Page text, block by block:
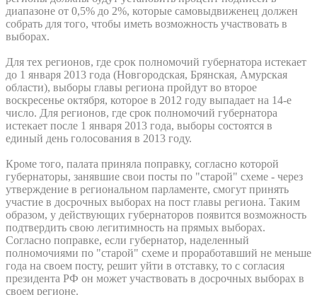
диапазоне от 0,5% до 2%, которые самовыдвиженец должен
собрать для того, чтобы иметь возможность участвовать в
выборах.
Для тех регионов, где срок полномочий губернатора истекает
до 1 января 2013 года (Новгородская, Брянская, Амурская
области), выборы главы региона пройдут во второе
воскресенье октября, которое в 2012 году выпадает на 14-е
число. Для регионов, где срок полномочий губернатора
истекает после 1 января 2013 года, выборы состоятся в
единый день голосования в 2013 году.
Кроме того, палата приняла поправку, согласно которой
губернаторы, занявшие свои посты по "старой" схеме - через
утверждение в региональном парламенте, смогут принять
участие в досрочных выборах на пост главы региона. Таким
образом, у действующих губернаторов появится возможность
подтвердить свою легитимность на прямых выборах.
Согласно поправке, если губернатор, наделенный
полномочиями по "старой" схеме и проработавший не меньше
года на своем посту, решит уйти в отставку, то с согласия
президента РФ он может участвовать в досрочных выборах в
своем регионе.